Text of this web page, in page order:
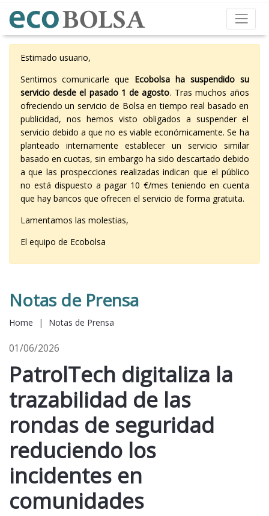
Estimado usuario,
Sentimos comunicarle que Ecobolsa ha suspendido su
servicio desde el pasado 1 de agosto. Tras muchos años
ofreciendo un servicio de Bolsa en tiempo real basado en
publicidad, nos hemos visto obligados a suspender el
servicio debido a que no es viable económicamente. Se ha
planteado internamente establecer un servicio similar
basado en cuotas, sin embargo ha sido descartado debido
a que las prospecciones realizadas indican que el público
no está dispuesto a pagar 10 €/mes teniendo en cuenta
que hay bancos que ofrecen el servicio de forma gratuita.
Lamentamos las molestias,
El equipo de Ecobolsa
Notas de Prensa
Home | Notas de Prensa
01/06/2026
PatrolTech digitaliza la
trazabilidad de las
rondas de seguridad
reduciendo los
incidentes en
comunidades